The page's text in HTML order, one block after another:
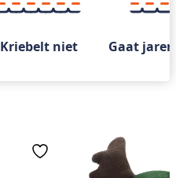
Kriebelt niet Gaat